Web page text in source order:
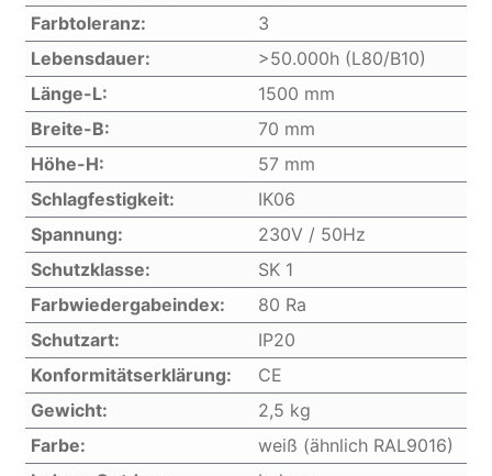
Farbtoleranz:
3
Lebensdauer:
>50.000h (L80/B10)
Länge-L:
1500 mm
Breite-B:
70 mm
Höhe-H:
57 mm
Schlagfestigkeit:
IK06
Spannung:
230V / 50Hz
Schutzklasse:
SK 1
Farbwiedergabeindex:
80 Ra
Schutzart:
IP20
Konformitätserklärung:
CE
Gewicht:
2,5 kg
Farbe:
weiß (ähnlich RAL9016)